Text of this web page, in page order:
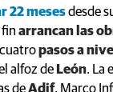
22 mesesdesde
arrancan las
pasos a
alfoz de León. La
deAdif, Marco